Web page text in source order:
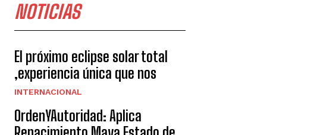
NOTICIAS
El próximo eclipse solar total
,experiencia única que nos
INTERNACIONAL
OrdenYAutoridad: Aplica